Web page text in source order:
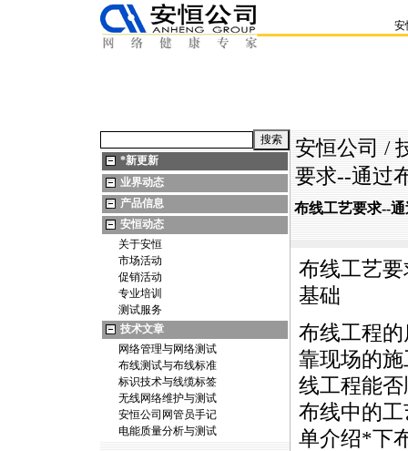
安
*新更新
业界动态
产品信息
安恒动态
关于安恒
市场活动
促销活动
专业培训
测试服务
技术文章
网络管理与网络测试
布线测试与布线标准
标识技术与线缆标签
无线网络维护与测试
安恒公司网管员手记
电能质量分析与测试
安恒公司 /
要求--通过
布线工艺要求--
布线工艺
基础
布线工程
靠现场的
线工程能
布线中的
单介绍*下